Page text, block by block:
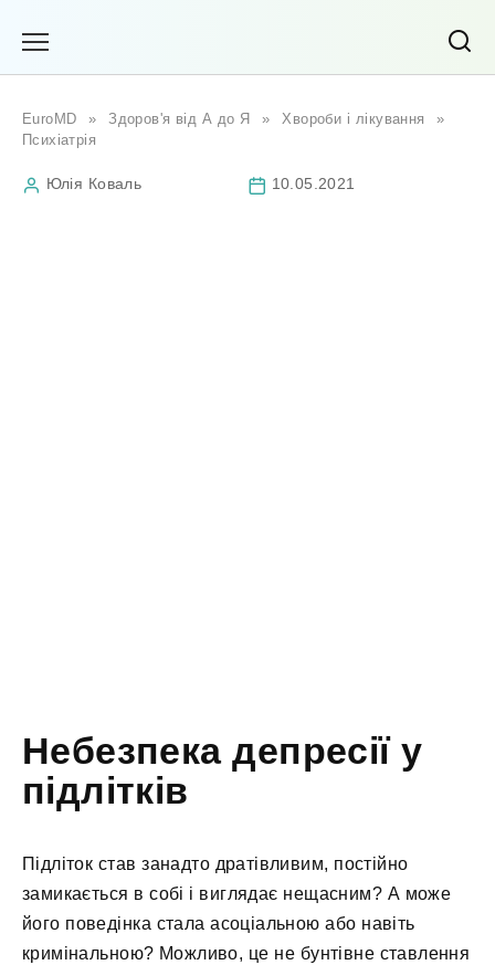
EuroMD » Здоров'я від А до Я » Хвороби і лікування
»
Психіатрія
Юлія Коваль 10.05.2021
Небезпека депресії у
підлітків
Підліток став занадто дратівливим, постійно
замикається в собі і виглядає нещасним? А може
його поведінка стала асоціальною або навіть
кримінальною? Можливо, це не бунтівне ставлення